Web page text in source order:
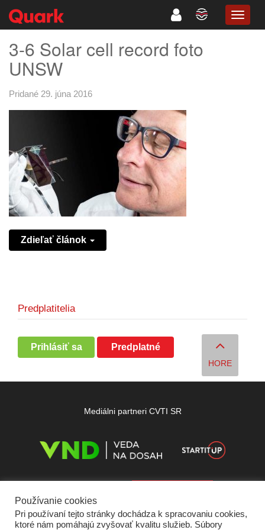
3-6 Solar cell record foto
UNSW
Pridané 29. júna 2016
Zdieľať článok
Predplatitelia
Prihlásiť sa Predplatné
HORE
Mediálni partneri CVTI SR
Používanie cookies
Pri používaní tejto stránky dochádza k spracovaniu cookies,
ktoré nám pomáhajú zvyšovať kvalitu služieb. Súbory